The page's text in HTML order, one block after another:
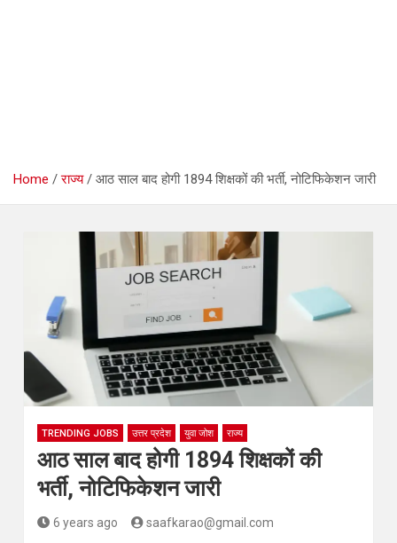
Home राज्य आठ साल बाद होगी 1894 शिक्षकों की भर्ती, नोटिफिकेशन जारी
TRENDING JOBS उत्तर प्रदेश युवा जोश राज्य
आठ साल बाद होगी 1894 शिक्षकों की
भर्ती, नोटिफिकेशन जारी
6 years ago saafkarao@gmail.com
लखनऊ